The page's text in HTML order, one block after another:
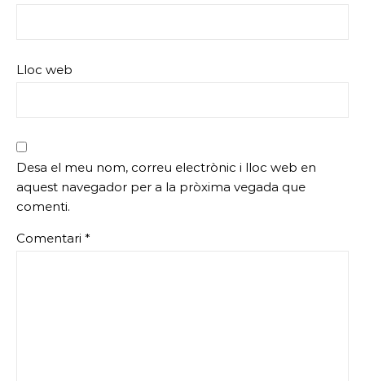
Lloc web
Desa el meu nom, correu electrònic i lloc web en
aquest navegador per a la pròxima vegada que
comenti.
Comentari *